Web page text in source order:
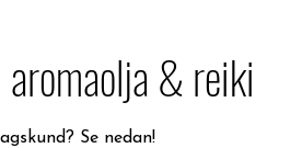
& reiki
Se nedan!